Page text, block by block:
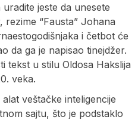
jeste da unesete
“Fausta” Johana
i četbot će
da ga je napisao tinejdžer.
tekst u stilu Oldosa Hakslija
veka.
veštačke inteligencije
sajtu, što je podstaklo